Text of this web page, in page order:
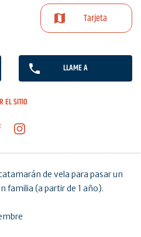
Tarjeta
LLAME A
EL SITIO
de vela para pasar un
familia (a partir de 1 año).